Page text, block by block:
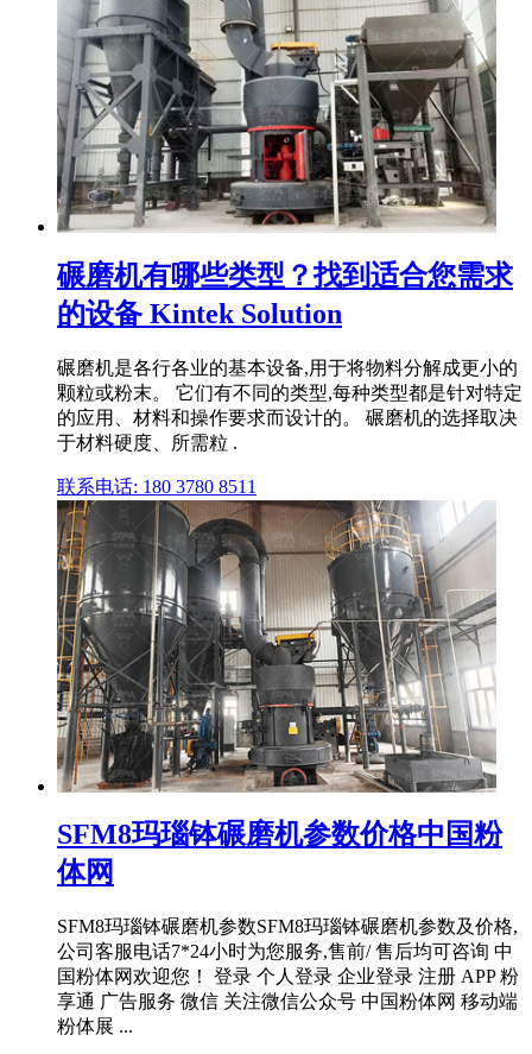
碾磨机有哪些类型？找到适合您需求
的设备 Kintek Solution
碾磨机是各行各业的基本设备,用于将物料分解成更小的
颗粒或粉末。 它们有不同的类型,每种类型都是针对特定
的应用、材料和操作要求而设计的。 碾磨机的选择取决
于材料硬度、所需粒 .
联系电话: 180 3780 8511
SFM8玛瑙钵碾磨机参数价格中国粉
体网
SFM8玛瑙钵碾磨机参数SFM8玛瑙钵碾磨机参数及价格,
公司客服电话7*24小时为您服务,售前/ 售后均可咨询 中
国粉体网欢迎您！ 登录 个人登录 企业登录 注册 APP 粉
享通 广告服务 微信 关注微信公众号 中国粉体网 移动端
粉体展 ...